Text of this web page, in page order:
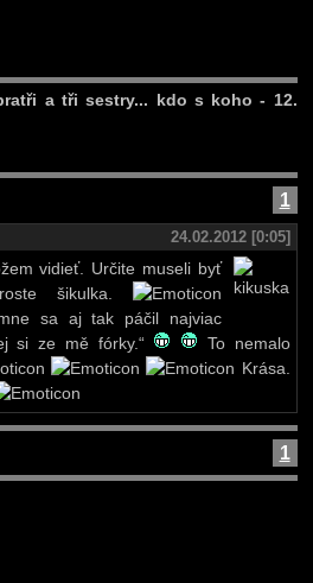
a tři sestry... kdo s koho - 12.
1
24.02.2012 [0:05]
vidieť. Určite museli byť
šikulka.
sa aj tak páčil najviac
si ze mě fórky.“
To nemalo
Krása.
1